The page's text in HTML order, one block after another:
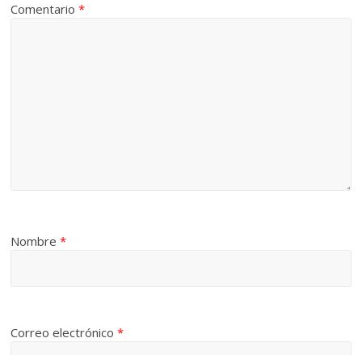
Comentario*
Nombre*
Correo electrónico*